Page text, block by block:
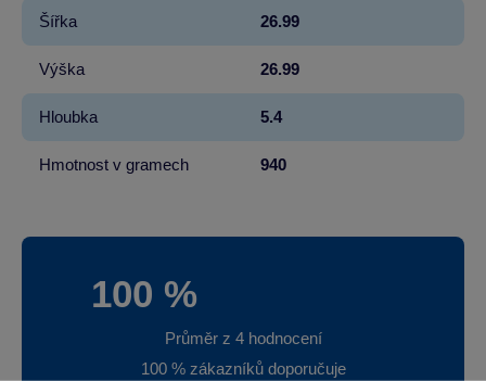
Šířka 26.99
Výška 26.99
Hloubka 5.4
Hmotnost v gramech 940
100 %
Průměr z 4 hodnocení
100 % zákazníků doporučuje